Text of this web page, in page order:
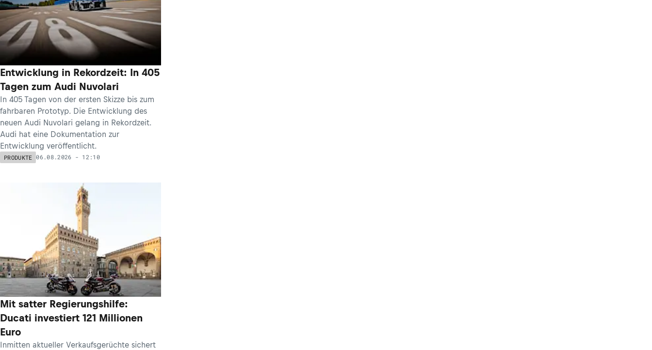
Entwicklung in Rekordzeit: In 405
Tagen zum Audi Nuvolari
In 405 Tagen von der ersten Skizze bis zum
fahrbaren Prototyp. Die Entwicklung des
neuen Audi Nuvolari gelang in Rekordzeit.
Audi hat eine Dokumentation zur
Entwicklung veröffentlicht.
PRODUKTE 06.08.2026 - 12:10
Mit satter Regierungshilfe:
Ducati investiert 121 Millionen
Euro
Inmitten aktueller Verkaufsgerüchte sichert